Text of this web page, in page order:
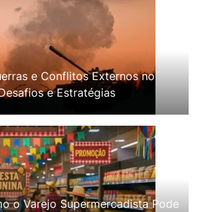
e Conflitos Externos no
e Estratégias
o Varejo Supermercadista Pode